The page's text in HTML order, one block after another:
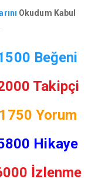
Okudum Kabul
Beğeni
Takipçi
1750 Yorum
Hikaye
İzlenme